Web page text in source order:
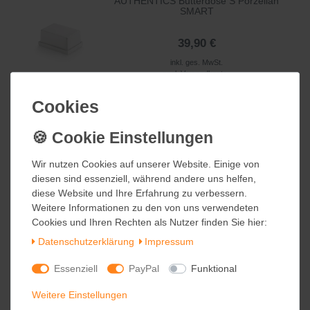
Cookies
Wir nutzen Cookies auf unserer Website. Einige von
diesen sind essenziell, während andere uns helfen,
diese Website und Ihre Erfahrung zu verbessern.
Weitere Informationen zu den von uns verwendeten
Cookies und Ihren Rechten als Nutzer finden Sie hier:
Daten­schutz­erklärung
Impressum
Essenziell PayPal Funktional
Weitere Einstellungen
SMART
39,90 €
inkl. ges. MwSt.
zzgl.Versandkosten
RIG-TIG by stelton BOX-IT Butterdose
white
34,95 €
inkl. ges. MwSt.
Cookies
Wir nutzen Cookies auf unserer Website. Einige von
diesen sind essenziell, während andere uns helfen,
diese Website und Ihre Erfahrung zu verbessern.
Weitere Informationen zu den von uns verwendeten
Cookies und Ihren Rechten als Nutzer finden Sie hier:
Daten­schutz­erklärung
Impressum
Essenziell PayPal Funktional
Weitere Einstellungen